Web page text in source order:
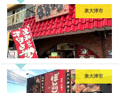
泉大津市
泉大津市